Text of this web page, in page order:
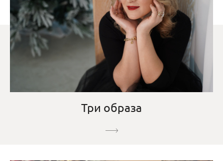
Три образа